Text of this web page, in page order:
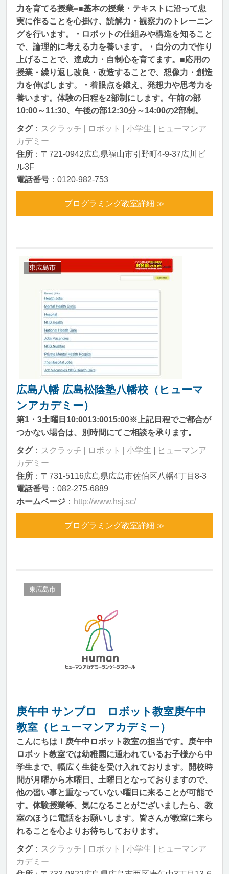
力を育てる授業=■基本の授業・テキストに沿って忠
実に作ることを心掛け、読解力・観察力のトレーニン
グを行います。・ロボットの仕組みや構造を知ること
で、論理的に考える力を養います。・自分の力で作り
上げることで、達成力・自制心を育てます。■応用の
授業・繰り返し改良・改造することで、想像力・創造
力を伸ばします。・着眼点を鍛え、発想力や思考力を
養います。体験の日程を2部制にします。午前の部
10:00～11:30、午後の部12:30分～14:00の2部制。
タグ： スクラッチ ロボット 小学生
ヒューマンア
カデミー
住所 ：〒721-0942広島県福山市引野町4-9-37広川ビ
ル3F
電話番号 ：0120-982-753
プログラミング教室詳細 ≫
東広島市
広島八幡 広島松陰塾八幡校（ヒューマ
ンアカデミー）
第1・3土曜日10:0013:0015:00※上記日程でご都合が
つかない場合は、別時間にてご相談を承ります。
タグ： スクラッチ ロボット 小学生
ヒューマンア
カデミー
住所 ：〒731-5116広島県広島市佐伯区八幡4丁目8-3
電話番号 ：082-275-6889
ホームページ ： http://www.hsj.sc/
プログラミング教室詳細 ≫
東広島市
庚午中 サンプロ ロボット教室庚午中
教室（ヒューマンアカデミー）
こんにちは！庚午中ロボット教室の担当です。庚午中
ロボット教室では幼稚園に通われているお子様から中
学生まで、幅広く生徒を受け入れております。開校時
間が月曜から木曜日、土曜日となっておりますので、
他の習い事と重なっていない曜日に来ることが可能で
す。体験授業等、気になることがございましたら、教
室のほうに電話をお願いします。皆さんが教室に来ら
れることを心よりお待ちしております。
タグ： スクラッチ ロボット 小学生
ヒューマンア
カデミー